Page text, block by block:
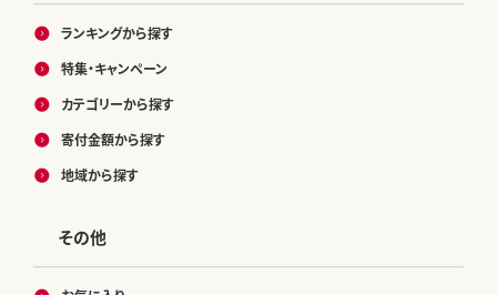
ランキングから探す
特集・キャンペーン
カテゴリーから探す
寄付金額から探す
地域から探す
その他